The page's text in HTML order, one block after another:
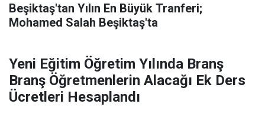
Beşiktaş'tan Yılın En Büyük Tranferi;
Mohamed Salah Beşiktaş'ta
Yeni Eğitim Öğretim Yılında Branş
Branş Öğretmenlerin Alacağı Ek Ders
Ücretleri Hesaplandı